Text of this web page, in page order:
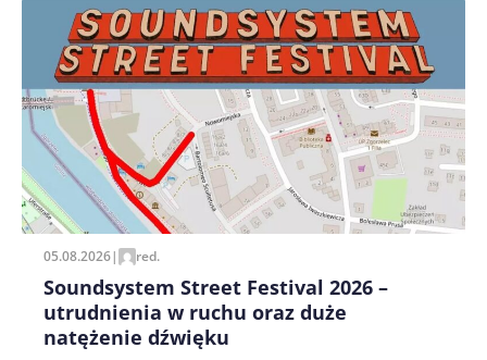
Zapamiętaj moje dane w tej przeglądarce podczas
pisania kolejnych komentarzy.
05.08.2026| red.
Soundsystem Street Festival 2026 –
utrudnienia w ruchu oraz duże
natężenie dźwięku